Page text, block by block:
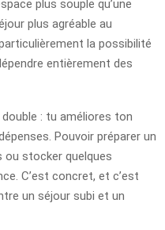
plus souple qu’une
plus agréable au
la possibilité
entièrement des
: tu améliores ton
Pouvoir préparer un
ou stocker quelques
C’est concret, et c’est
un séjour subi et un